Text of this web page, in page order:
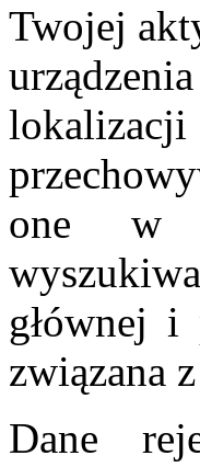
Twojej
one w
głównej i
związana
Dane